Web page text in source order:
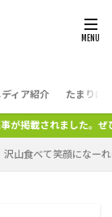
ディア紹介 たまりば
ひ、ご覧ください。
沢山食べて笑顔になー